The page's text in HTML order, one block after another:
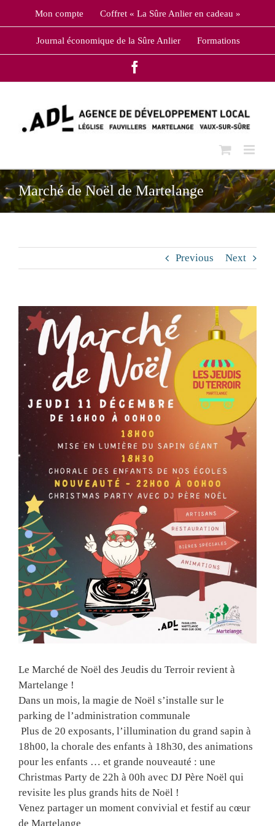
Mon compte Coffret « La Sûre Anlier en cadeau »
Journal économique de la Sûre Anlier Formations
Marché de Noël de Martelange
Previous Next
View
Larger
Image
Le Marché de Noël des Jeudis du Terroir revient à
Martelange !
Dans un mois, la magie de Noël s’installe sur le
parking de l’administration communale
Plus de 20 exposants, l’illumination du grand sapin à
18h00, la chorale des enfants à 18h30, des animations
pour les enfants … et grande nouveauté : une
Christmas Party de 22h à 00h avec DJ Père Noël qui
revisite les plus grands hits de Noël !
Venez partager un moment convivial et festif au cœur
de Martelange